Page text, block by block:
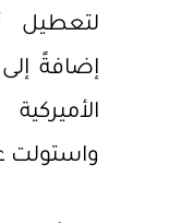
لتعطيل
إضافةً
واستولت